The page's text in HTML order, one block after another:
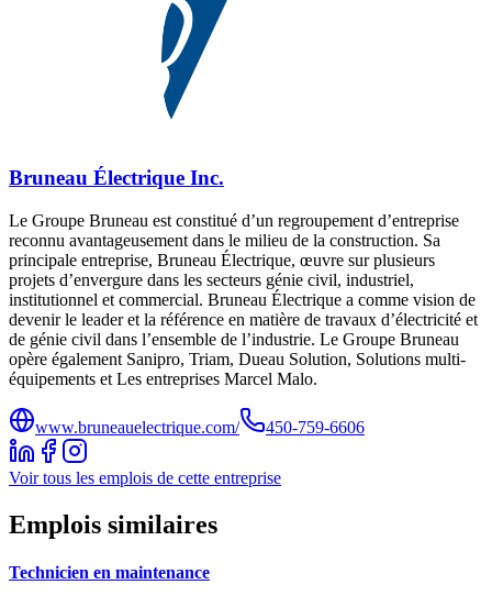
Bruneau Électrique Inc.
Le Groupe Bruneau est constitué d’un regroupement d’entreprise
reconnu avantageusement dans le milieu de la construction. Sa
principale entreprise, Bruneau Électrique, œuvre sur plusieurs
projets d’envergure dans les secteurs génie civil, industriel,
institutionnel et commercial. Bruneau Électrique a comme vision de
devenir le leader et la référence en matière de travaux d’électricité et
de génie civil dans l’ensemble de l’industrie. Le Groupe Bruneau
opère également Sanipro, Triam, Dueau Solution, Solutions multi-
équipements et Les entreprises Marcel Malo.
www.bruneauelectrique.com/ 450-759-6606
Voir tous les emplois de cette entreprise
Emplois similaires
Technicien en maintenance